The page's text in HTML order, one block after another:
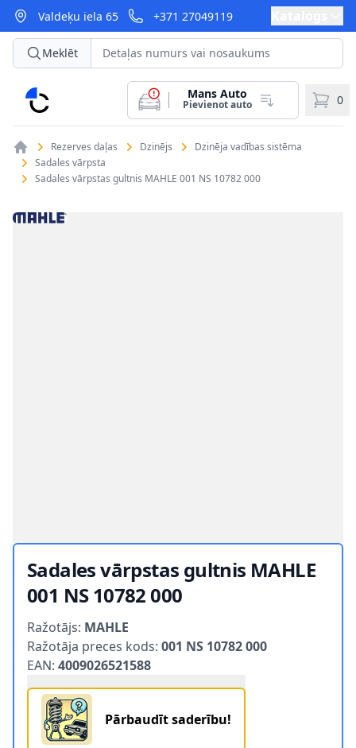
Valdeķu iela 65 +371 27049119
CarParts
Meklēt
Mans Auto
Pievienot auto 0
Rezerves daļas Dzinējs
Dzinēja vadības sistēma
Sadales vārpsta
Sadales vārpstas gultnis MAHLE 001 NS 10782 000
Sadales vārpstas gultnis MAHLE
001 NS 10782 000
Ražotājs: MAHLE
Ražotāja preces kods: 001 NS 10782 000
EAN: 4009026521588
Pārbaudīt saderību!